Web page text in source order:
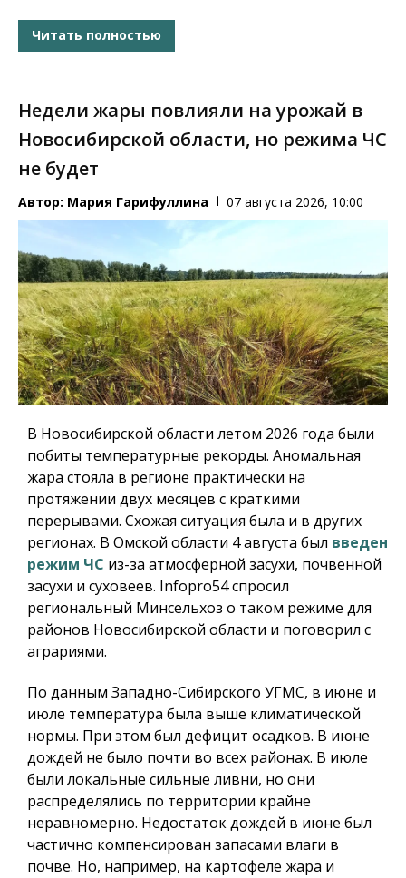
Читать полностью
Недели жары повлияли на урожай в
Новосибирской области, но режима ЧС
не будет
Автор: Мария Гарифуллина 07 августа 2026, 10:00
В Новосибирской области летом 2026 года были
побиты температурные рекорды. Аномальная
жара стояла в регионе практически на
протяжении двух месяцев с краткими
перерывами. Схожая ситуация была и в других
регионах. В Омской области 4 августа был введен
режим ЧС из-за атмосферной засухи, почвенной
засухи и суховеев. Infopro54спросил
региональный Минсельхоз о таком режиме для
районов Новосибирской области и поговорил с
аграриями.
По данным Западно-Сибирского УГМС, в июне и
июле температура была выше климатической
нормы. При этом был дефицит осадков. В июне
дождей не было почти во всех районах. В июле
были локальные сильные ливни, но они
распределялись по территории крайне
неравномерно. Недостаток дождей в июне был
частично компенсирован запасами влаги в
почве. Но, например, на картофеле жара и